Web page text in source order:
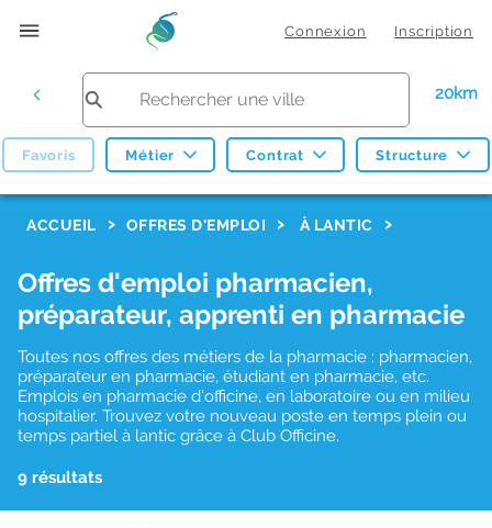
Connexion Inscription
20km
Favoris Métier Contrat Structure
ACCUEIL OFFRES D'EMPLOI À LANTIC
Offres d'emploi pharmacien,
préparateur, apprenti en pharmacie
Toutes nos offres des métiers de la pharmacie : pharmacien,
préparateur en pharmacie, étudiant en pharmacie, etc.
Emplois en pharmacie d'officine, en laboratoire ou en milieu
hospitalier. Trouvez votre nouveau poste en temps plein ou
temps partiel à lantic grâce à Club Officine.
9 résultats